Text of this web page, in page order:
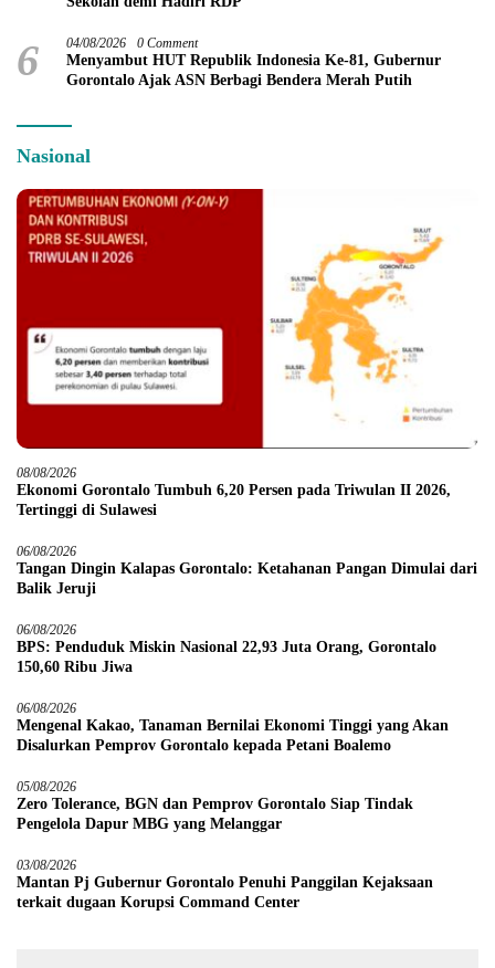
6 04/08/2026 0 Comment
Menyambut HUT Republik Indonesia Ke-81, Gubernur
Gorontalo Ajak ASN Berbagi Bendera Merah Putih
Nasional
08/08/2026
Ekonomi Gorontalo Tumbuh 6,20 Persen pada Triwulan II 2026,
Tertinggi di Sulawesi
06/08/2026
Tangan Dingin Kalapas Gorontalo: Ketahanan Pangan Dimulai dari
Balik Jeruji
06/08/2026
BPS: Penduduk Miskin Nasional 22,93 Juta Orang, Gorontalo
150,60 Ribu Jiwa
06/08/2026
Mengenal Kakao, Tanaman Bernilai Ekonomi Tinggi yang Akan
Disalurkan Pemprov Gorontalo kepada Petani Boalemo
05/08/2026
Zero Tolerance, BGN dan Pemprov Gorontalo Siap Tindak
Pengelola Dapur MBG yang Melanggar
03/08/2026
Mantan Pj Gubernur Gorontalo Penuhi Panggilan Kejaksaan
terkait dugaan Korupsi Command Center